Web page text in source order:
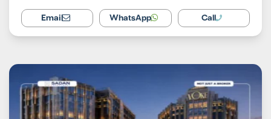
Call
WhatsApp
Email